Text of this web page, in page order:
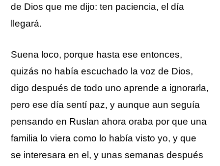
de Dios que me dijo: ten paciencia, el día
llegará.
Suena loco, porque hasta ese entonces,
quizás no había escuchado la voz de Dios,
digo después de todo uno aprende a ignorarla,
pero ese día sentí paz, y aunque aun seguía
pensando en Ruslan ahora oraba por que una
familia lo viera como lo había visto yo, y que
se interesara en el, y unas semanas después